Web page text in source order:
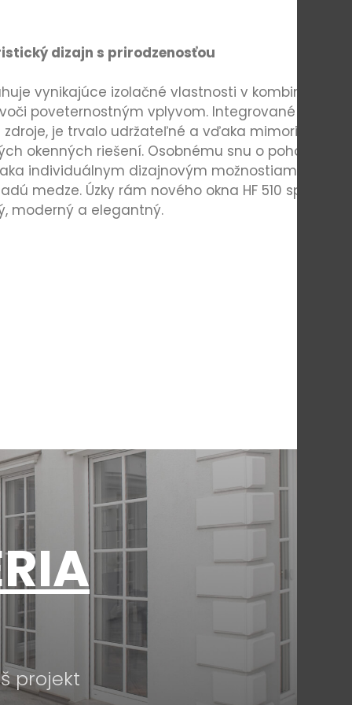
dizajn s prirodzenosťou
vynikajúce izolačné vlastnosti v kombinácii s
poveternostným vplyvom. Integrované
je trvalo udržateľné a vďaka mimoriadne
okenných riešení. Osobnému snu o pohodlí v
individuálnym dizajnovým možnostiam z
medze. Úzky rám nového okna HF 510 spĺňa
moderný a elegantný.
projekt